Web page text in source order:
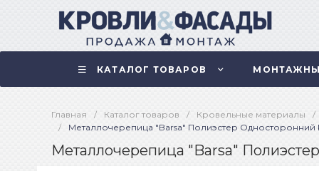
КАТАЛОГ ТОВАРОВ
Главная / Каталог товаров / Кровельные материалы /
/
Металлочерепица "Barsa" Полиэстер Односторонний
Металлочерепица "Barsa"